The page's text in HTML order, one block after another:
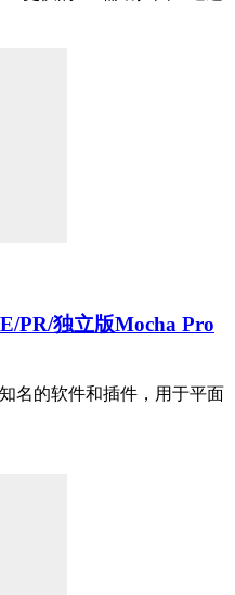
PR/独立版Mocha Pro
名的软件和插件，用于平面